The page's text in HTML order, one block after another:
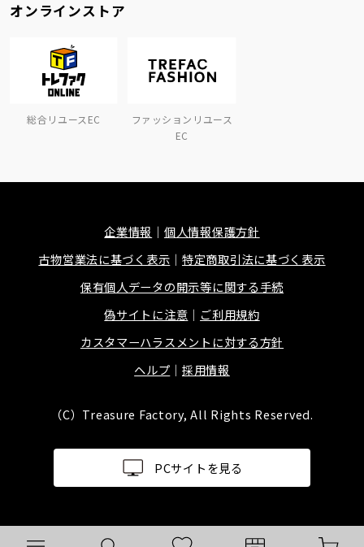
オンラインストア
総合リユースEC
ファッションリユース
EC
企業情報
個人情報保護方針
古物営業法に基づく表示
特定商取引法に基づく表示
保有個人データの開示等に関する手続
偽サイトに注意
ご利用規約
カスタマーハラスメントに対する方針
ヘルプ
採用情報
（C）Treasure Factory, All Rights Reserved.
PCサイトを見る